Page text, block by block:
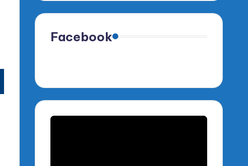
Facebook